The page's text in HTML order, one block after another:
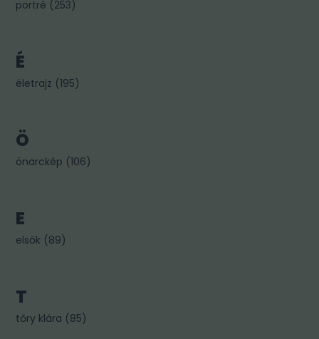
portré (253)
É
életrajz (195)
Ö
önarckép (106)
E
elsők (89)
T
tőry klára (85)